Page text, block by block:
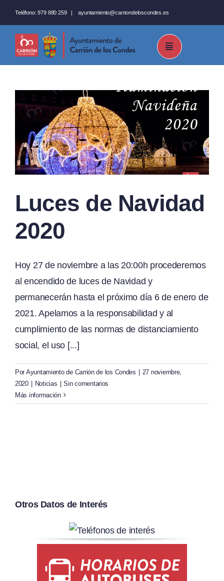
al
contenido
Teléfono: 979 880 259 |ayuntamiento@carriondeloscondes.es
Luces de Navidad
2020
Hoy 27 de noviembre a las 20:00h procederemos
al encendido de luces de Navidad y
permanecerán hasta el próximo día 6 de enero de
2021. Apelamos a la responsabilidad y al
cumplimiento de las normas de distanciamiento
social, el uso [...]
Por Ayuntamiento de Carrión de los Condes | 27 noviembre,
2020 | Noticias | Sin comentarios
Más información
Otros Datos de Interés